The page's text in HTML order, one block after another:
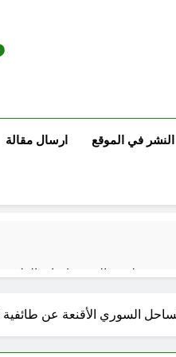
النشر في الموقع ارسال مقالة
لوحة النشوة / راي
السمّ الصامت في كفّك..
السوري الأقنعة عن طائفية